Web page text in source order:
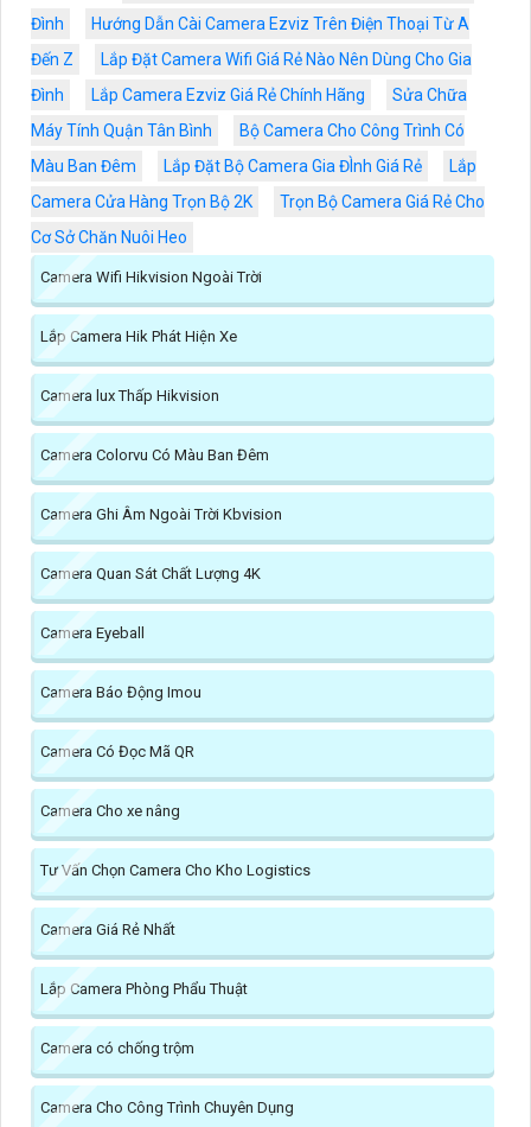
Đình
Hướng Dẫn Cài Camera Ezviz Trên Điện Thoại Từ A
Đến Z
Lắp Đặt Camera Wifi Giá Rẻ Nào Nên Dùng Cho Gia
Đình
Lắp Camera Ezviz Giá Rẻ Chính Hãng
Sửa Chữa
Máy Tính Quận Tân Bình
Bộ Camera Cho Công Trình Có
Màu Ban Đêm
Lắp Đặt Bộ Camera Gia ĐÌnh Giá Rẻ
Lắp
Camera Cửa Hàng Trọn Bộ 2K
Trọn Bộ Camera Giá Rẻ Cho
Cơ Sở Chăn Nuôi Heo
Camera Wifi Hikvision Ngoài Trời
Lắp Camera Hik Phát Hiện Xe
Camera lux Thấp Hikvision
Camera Colorvu Có Màu Ban Đêm
Camera Ghi Âm Ngoài Trời Kbvision
Camera Quan Sát Chất Lượng 4K
Camera Eyeball
Camera Báo Động Imou
Camera Có Đọc Mã QR
Camera Cho xe nâng
Tư Vấn Chọn Camera Cho Kho Logistics
Camera Giá Rẻ Nhất
Lắp Camera Phòng Phẩu Thuật
Camera có chống trộm
Camera Cho Công Trình Chuyên Dụng